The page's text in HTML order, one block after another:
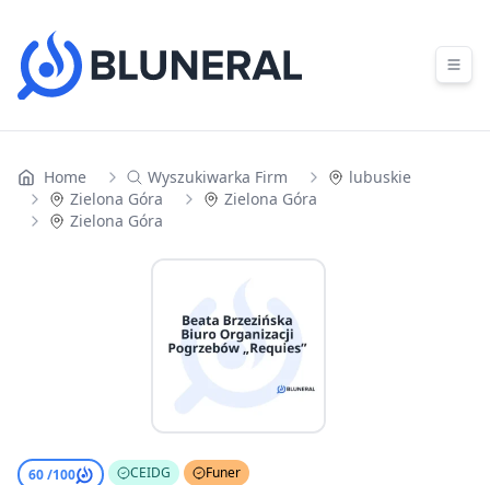
Home Wyszukiwarka Firm
lubuskie
Zielona Góra
Zielona Góra
Zielona Góra
60 /100 CEIDG Funer